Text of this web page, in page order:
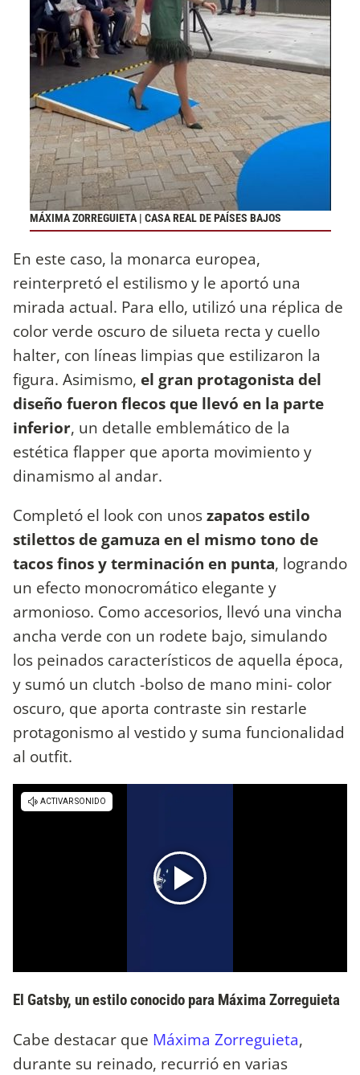
MÁXIMA ZORREGUIETA | CASA REAL DE PAÍSES BAJOS
En este caso, la monarca europea,
reinterpretó el estilismo y le aportó una
mirada actual. Para ello, utilizó una réplica de
color verde oscuro de silueta recta y cuello
halter, con líneas limpias que estilizaron la
figura. Asimismo, el gran protagonista del
diseño fueron flecos que llevó en la parte
inferior, un detalle emblemático de la
estética flapper que aporta movimiento y
dinamismo al andar.
Completó el look con unoszapatos estilo
stilettos de gamuza en el mismo tono de
tacos finos y terminación en punta, logrando
un efecto monocromático elegante y
armonioso. Como accesorios, llevó una vincha
ancha verde con un rodete bajo, simulando
los peinados característicos de aquella época,
y sumó un clutch -bolso de mano mini- color
oscuro, que aporta contraste sin restarle
protagonismo al vestido y suma funcionalidad
al outfit.
El Gatsby, un estilo conocido para Máxima Zorreguieta
Cabe destacar que Máxima Zorreguieta,
durante su reinado, recurrió en varias